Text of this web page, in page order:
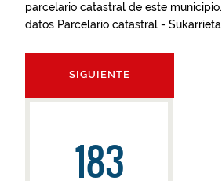
parcelario catastral de este municipio.
datos Parcelario catastral - Sukarrieta
SIGUIENTE
183